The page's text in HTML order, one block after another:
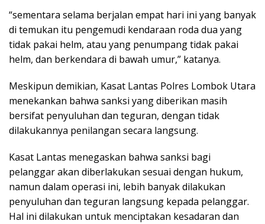
“sementara selama berjalan empat hari ini yang banyak
di temukan itu pengemudi kendaraan roda dua yang
tidak pakai helm, atau yang penumpang tidak pakai
helm, dan berkendara di bawah umur,” katanya.
Meskipun demikian, Kasat Lantas Polres Lombok Utara
menekankan bahwa sanksi yang diberikan masih
bersifat penyuluhan dan teguran, dengan tidak
dilakukannya penilangan secara langsung.
Kasat Lantas menegaskan bahwa sanksi bagi
pelanggar akan diberlakukan sesuai dengan hukum,
namun dalam operasi ini, lebih banyak dilakukan
penyuluhan dan teguran langsung kepada pelanggar.
Hal ini dilakukan untuk menciptakan kesadaran dan